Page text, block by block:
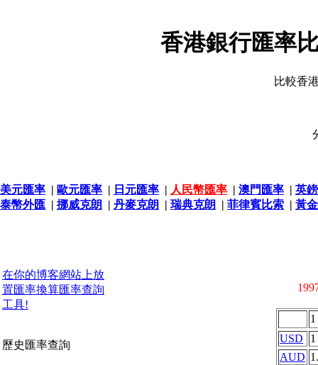
香港銀行匯率
比較香
美元匯率 | 歐元匯率 | 日元匯率 | 人民幣匯率 | 澳門匯率 | 英
泰幣外匯 | 挪威克朗 | 丹麥克朗 | 瑞典克朗 | 菲律賓比索 | 黃
在你的博客網站上放
置匯率換算匯率查詢
工具!
歷史匯率查詢
1
USD
1
AUD